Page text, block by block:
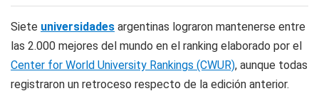
Siete universidades argentinas lograron mantenerse entre
las 2.000 mejores del mundo en el ranking elaborado por el
Center for World University Rankings (CWUR), aunque todas
registraron un retroceso respecto de la edición anterior.